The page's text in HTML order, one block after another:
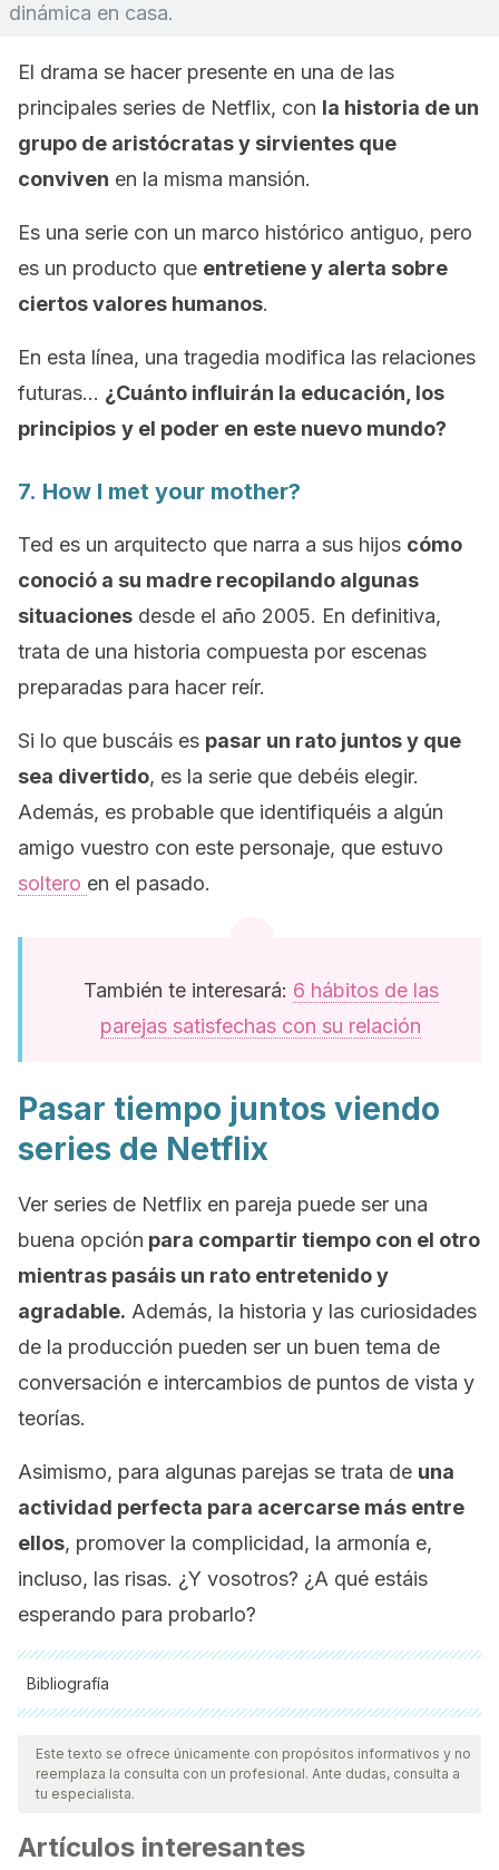
dinámica en casa.
El drama se hacer presente en una de las
principales series de Netflix, con la historia de un
grupo de aristócratas y sirvientes que
conviven en la misma mansión.
Es una serie con un marco histórico antiguo, pero
es un producto que entretiene y alerta sobre
ciertos valores humanos.
En esta línea, una tragedia modifica las relaciones
futuras… ¿Cuánto influirán la educación, los
principios y el poder en este nuevo mundo?
7. How I met your mother?
Ted es un arquitecto que narra a sus hijos cómo
conoció a su madre recopilando algunas
situaciones desde el año 2005. En definitiva,
trata de una historia compuesta por escenas
preparadas para hacer reír.
Si lo que buscáis es pasar un rato juntos y que
sea divertido, es la serie que debéis elegir.
Además, es probable que identifiquéis a algún
amigo vuestro con este personaje, que estuvo
soltero en el pasado.
También te interesará: 6 hábitos de las
parejas satisfechas con su relación
Pasar tiempo juntos viendo
series de Netflix
Ver series de Netflix en pareja puede ser una
buena opción para compartir tiempo con el otro
mientras pasáis un rato entretenido y
agradable. Además, la historia y las curiosidades
de la producción pueden ser un buen tema de
conversación e intercambios de puntos de vista y
teorías.
Asimismo, para algunas parejas se trata de una
actividad perfecta para acercarse más entre
ellos, promover la complicidad, la armonía e,
incluso, las risas. ¿Y vosotros? ¿A qué estáis
esperando para probarlo?
Bibliografía
Todas las fuentes citadas fueron revisadas a profundidad por
nuestro equipo, para asegurar su calidad, confiabilidad,
vigencia y validez.La bibliografía de este artículo fue
científica.
Este texto se ofrece únicamente con propósitos informativos y no
reemplaza la consulta con un profesional. Ante dudas, consulta a
tu especialista.
Artículos interesantes